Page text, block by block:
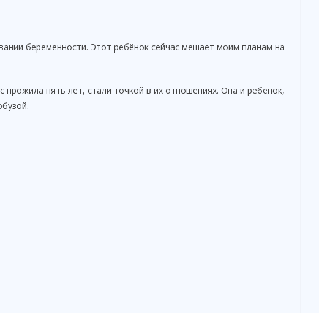
беременности. Этот ребёнок сейчас мешает моим планам на
пять лет, стали точкой в их отношениях. Она и ребёнок,